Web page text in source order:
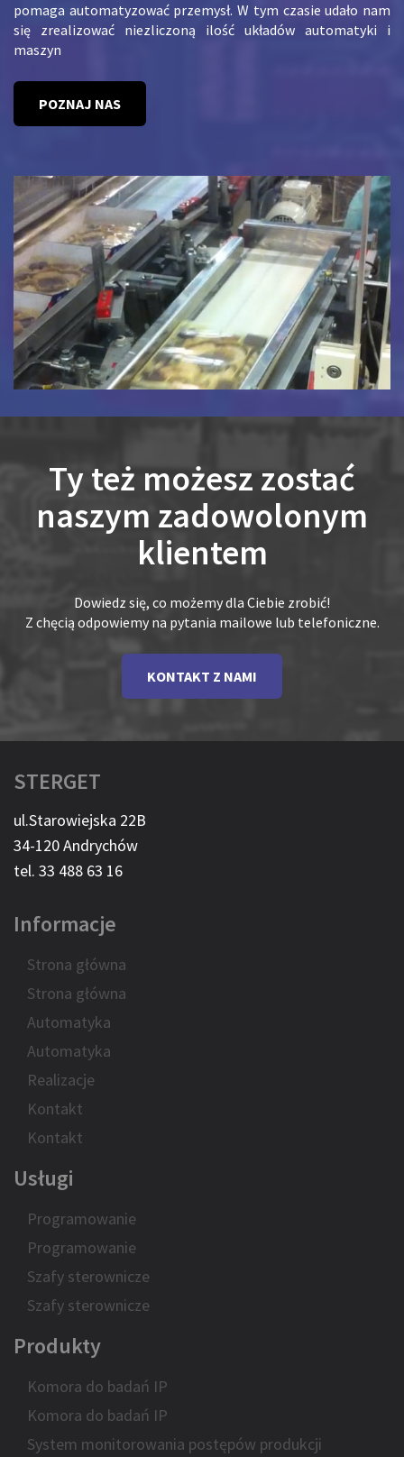
pomaga automatyzować przemysł. W tym czasie udało nam
się zrealizować niezliczoną ilość układów automatyki i
maszyn
POZNAJ NAS
Ty też możesz zostać
naszym zadowolonym
klientem
Dowiedz się, co możemy dla Ciebie zrobić!
Z chęcią odpowiemy na pytania mailowe lub telefoniczne.
KONTAKT Z NAMI
STERGET
ul.Starowiejska 22B
34-120 Andrychów
tel. 33 488 63 16
Informacje
Strona główna
Strona główna
Automatyka
Automatyka
Realizacje
Kontakt
Kontakt
Usługi
Programowanie
Programowanie
Szafy sterownicze
Szafy sterownicze
Produkty
Komora do badań IP
Komora do badań IP
System monitorowania postępów produkcji